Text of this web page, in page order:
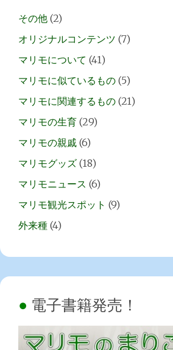
その他 (2)
オリジナルコンテンツ (7)
マリモについて (41)
マリモに似ているもの (5)
マリモに関連するもの (21)
マリモの生育 (29)
マリモの親戚 (6)
マリモグッズ (18)
マリモニュース (6)
マリモ観光スポット (9)
外来種 (4)
電子書籍発売！